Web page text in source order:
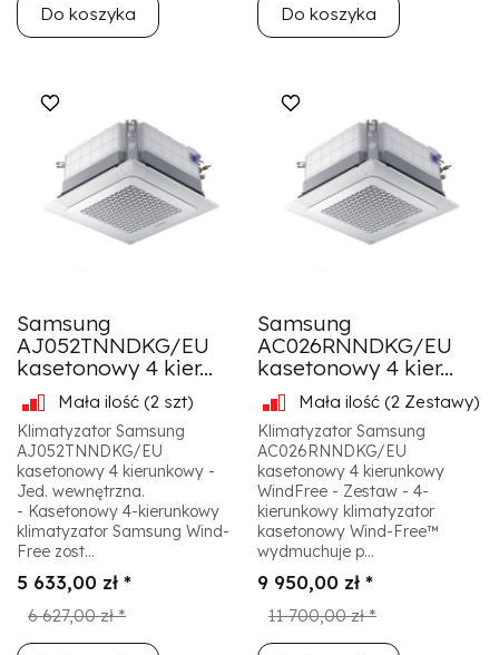
Do koszyka Do koszyka
Samsung
AJ052TNNDKG/EU
kasetonowy 4 kier...
Mała ilość (2 szt)
Klimatyzator Samsung
AJ052TNNDKG/EU
kasetonowy 4 kierunkowy -
Jed. wewnętrzna.
- Kasetonowy 4-kierunkowy
klimatyzator Samsung Wind-
Free zost...
5 633,00 zł *
6 627,00 zł *
Samsung
AC026RNNDKG/EU
kasetonowy 4 kier...
Mała ilość (2 Zestawy)
Klimatyzator Samsung
AC026RNNDKG/EU
kasetonowy 4 kierunkowy
WindFree - Zestaw - 4-
kierunkowy klimatyzator
kasetonowy Wind-Free™
wydmuchuje p...
9 950,00 zł *
11 700,00 zł *